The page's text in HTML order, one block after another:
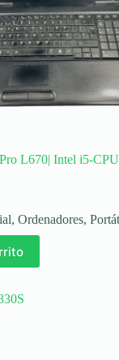
L670| Intel i5-
, Ordenadores,